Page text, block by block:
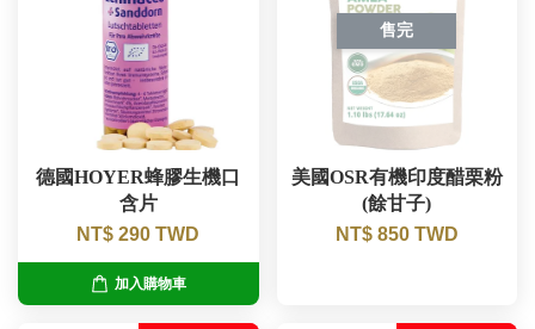
德國HOYER蜂膠生機口
含片
NT$ 290 TWD
加入購物車
售完
美國OSR有機印度醋栗粉
(餘甘子)
NT$ 850 TWD